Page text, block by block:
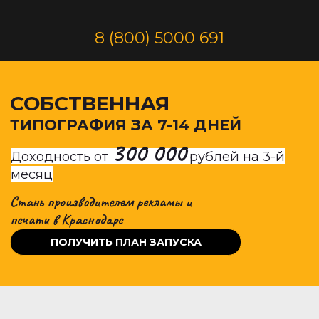
8 (800) 5000 691
СОБСТВЕННАЯ
ТИПОГРАФИЯ ЗА 7-14 ДНЕЙ
Доходность от 300 000рублей на 3-й
месяц
Стань производителем рекламы и
печатив Краснодаре
ПОЛУЧИТЬ ПЛАН ЗАПУСКА